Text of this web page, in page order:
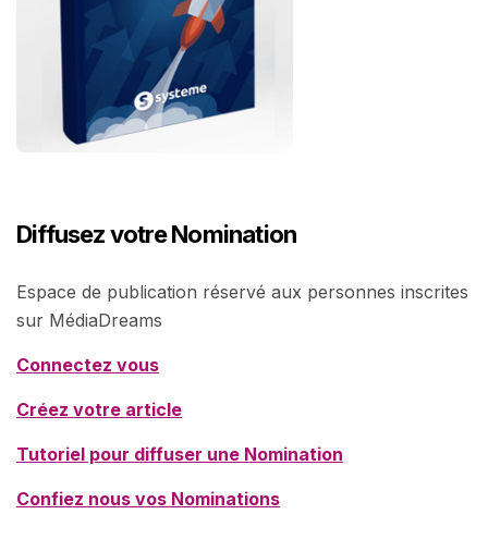
Diffusez votre Nomination
Espace de publication réservé aux personnes inscrites
sur MédiaDreams
Connectez vous
Créez votre article
Tutoriel pour diffuser une Nomination
Confiez nous vos Nominations